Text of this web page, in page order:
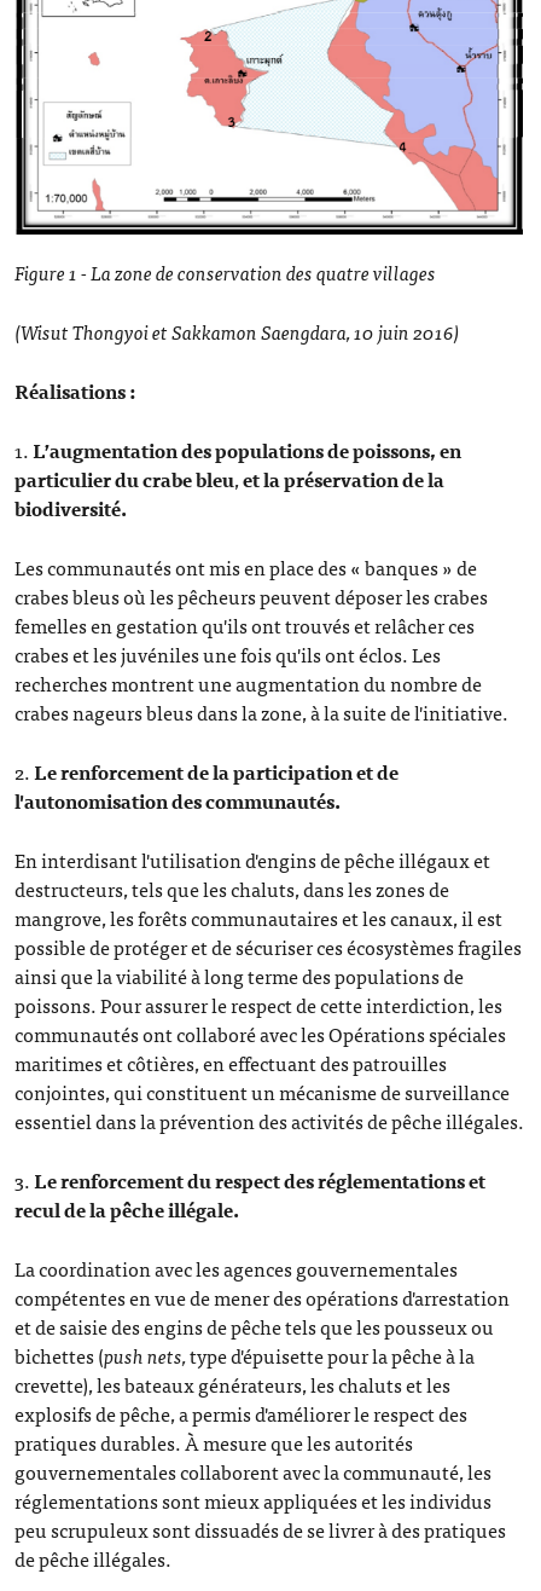
Figure 1 - La zone de conservation des quatre villages
(Wisut Thongyoi et Sakkamon Saengdara, 10 juin 2016)
Réalisations :
1.L’augmentation des populations de poissons, en
particulier du crabe bleu,et la préservation de la
biodiversité.
Les communautés ont mis en place des « banques » de
crabes bleus où les pêcheurs peuvent déposer les crabes
femelles en gestation qu'ils ont trouvés et relâcher ces
crabes et les juvéniles une fois qu'ils ont éclos. Les
recherches montrent une augmentation du nombre de
crabes nageurs bleus dans la zone, à la suite de l'initiative.
2.Le renforcement de la participation et de
l'autonomisation des communautés.
En interdisant l'utilisation d'engins de pêche illégaux et
destructeurs, tels que les chaluts, dans les zones de
mangrove, les forêts communautaires et les canaux, il est
possible de protéger et de sécuriser ces écosystèmes fragiles
ainsi que la viabilité à long terme des populations de
poissons. Pour assurer le respect de cette interdiction, les
communautés ont collaboré avec les Opérations spéciales
maritimes et côtières, en effectuant des patrouilles
conjointes, qui constituent un mécanisme de surveillance
essentiel dans la prévention des activités de pêche illégales.
3.Le renforcement du respect des réglementations et
recul de la pêche illégale.
La coordination avec les agences gouvernementales
compétentes en vue de mener des opérations d'arrestation
et de saisie des engins de pêche tels que les pousseux ou
bichettes (push nets,type d'épuisette pour la pêche à la
crevette), les bateaux générateurs, les chaluts et les
explosifs de pêche, a permis d'améliorer le respect des
pratiques durables. À mesure que les autorités
gouvernementales collaborent avec la communauté, les
réglementations sont mieux appliquées et les individus
peu scrupuleux sont dissuadés de se livrer à des pratiques
de pêche illégales.